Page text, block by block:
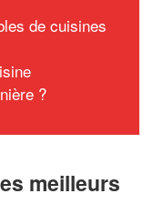
de cuisines
?
meilleurs